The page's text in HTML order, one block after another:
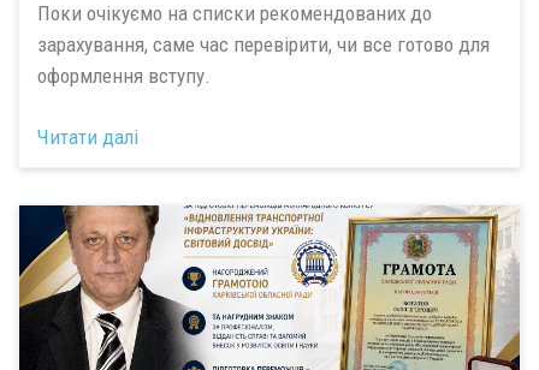
Поки очікуємо на списки рекомендованих до
зарахування, саме час перевірити, чи все готово для
оформлення вступу.
Читати далі